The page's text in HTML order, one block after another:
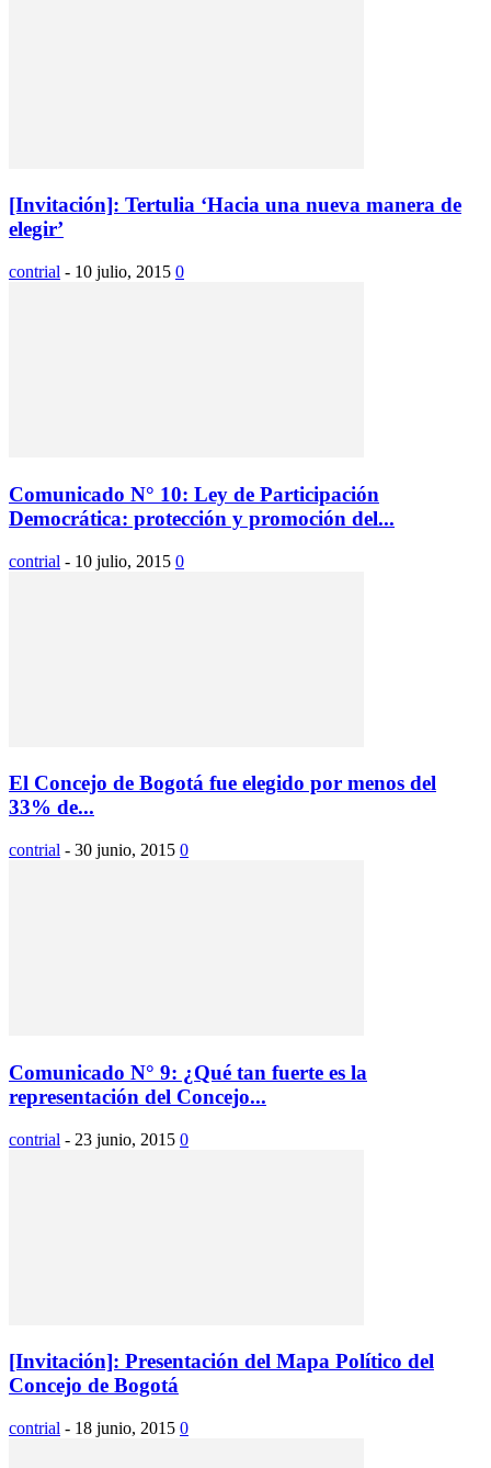
[Invitación]: Tertulia ‘Hacia una nueva manera de
elegir’
contrial - 10 julio, 2015 0
Comunicado N° 10: Ley de Participación
Democrática: protección y promoción del...
contrial - 10 julio, 2015 0
El Concejo de Bogotá fue elegido por menos del
33% de...
contrial - 30 junio, 2015 0
Comunicado N° 9: ¿Qué tan fuerte es la
representación del Concejo...
contrial - 23 junio, 2015 0
[Invitación]: Presentación del Mapa Político del
Concejo de Bogotá
contrial - 18 junio, 2015 0